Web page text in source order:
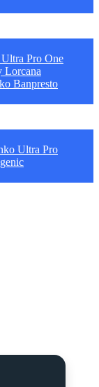
Ultra Pro One
Lorcana
Banpresto
Ultra Pro